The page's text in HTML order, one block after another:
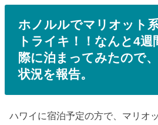
ホノルルでマリオット
トライキ！！なんと4週
際に泊まってみたので
状況を報告。
ハワイに宿泊予定の方で、マリオ